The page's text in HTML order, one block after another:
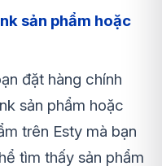
sản phẩm hoặc
đặt hàng chính
sản phẩm hoặc
trên Esty mà bạn
tìm thấy sản phẩm